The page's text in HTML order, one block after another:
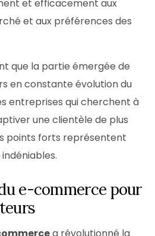
et efficacement aux
et aux préférences des
que la partie émergée de
en constante évolution du
entreprises qui cherchent à
une clientèle de plus
points forts représentent
e-commerce pour
a révolutionné la